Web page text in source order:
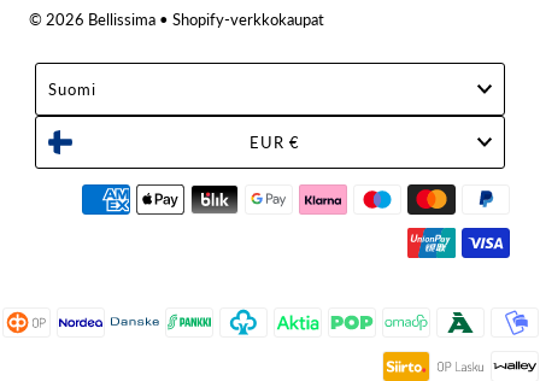
© 2026 Bellissima • Shopify-verkkokaupat
Suomi
EUR €